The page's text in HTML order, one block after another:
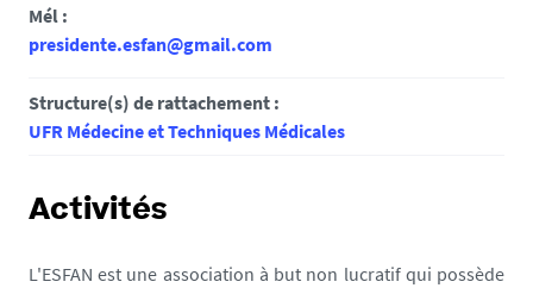
Mél :
presidente.esfan@gmail.com
Structure(s) de rattachement :
UFR Médecine et Techniques Médicales
Activités
L'ESFAN est une association à but non lucratif qui possède